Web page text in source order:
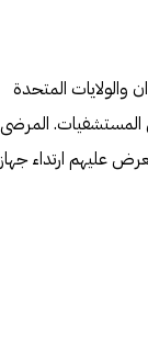
والولايات المتحدة
المستشفيات. المرضى
عليهم ارتداء جهاز